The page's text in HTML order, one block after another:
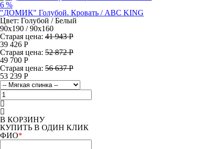
6 %
"ДОМИК" Голубой. Кровать / ABC KING
Цвет: Голубой / Белый
90х190 / 90х160
Старая цена: 41 943 Р
39 426 Р
Старая цена: 52 872 Р
49 700 Р
Старая цена: 56 637 Р
53 239 Р
В КОРЗИНУ
КУПИТЬ В ОДИН КЛИК
ФИО*